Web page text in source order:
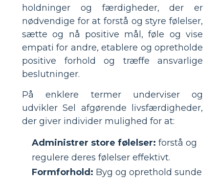
holdninger og færdigheder, der er
nødvendige for at forstå og styre følelser,
sætte og nå positive mål, føle og vise
empati for andre, etablere og opretholde
positive forhold og træffe ansvarlige
beslutninger.
På enklere termer underviser og
udvikler Sel afgørende livsfærdigheder,
der giver individer mulighed for at:
Administrer store følelser: forstå og
regulere deres følelser effektivt.
Formforhold: Byg og oprethold sunde